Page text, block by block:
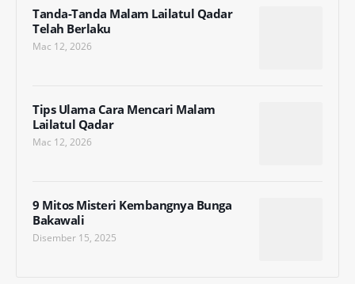
Tanda-Tanda Malam Lailatul Qadar
Telah Berlaku
Mac 12, 2026
Tips Ulama Cara Mencari Malam
Lailatul Qadar
Mac 12, 2026
9 Mitos Misteri Kembangnya Bunga
Bakawali
Disember 15, 2025